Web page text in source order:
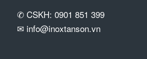
✆ CSKH: 0901 851 399
✉ info@inoxtanson.vn